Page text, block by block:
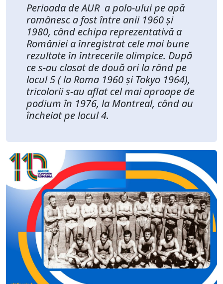
Perioada de AUR a polo-ului pe apă
românesc a fost între anii 1960 și
1980, când echipa reprezentativă a
României a înregistrat cele mai bune
rezultate în întrecerile olimpice. După
ce s-au clasat de două ori la rând pe
locul 5 ( la Roma 1960 și Tokyo 1964),
tricolorii s-au aflat cel mai aproape de
podium în 1976, la Montreal, când au
încheiat pe locul 4.